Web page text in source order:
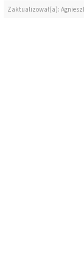
Zaktualizował(a):